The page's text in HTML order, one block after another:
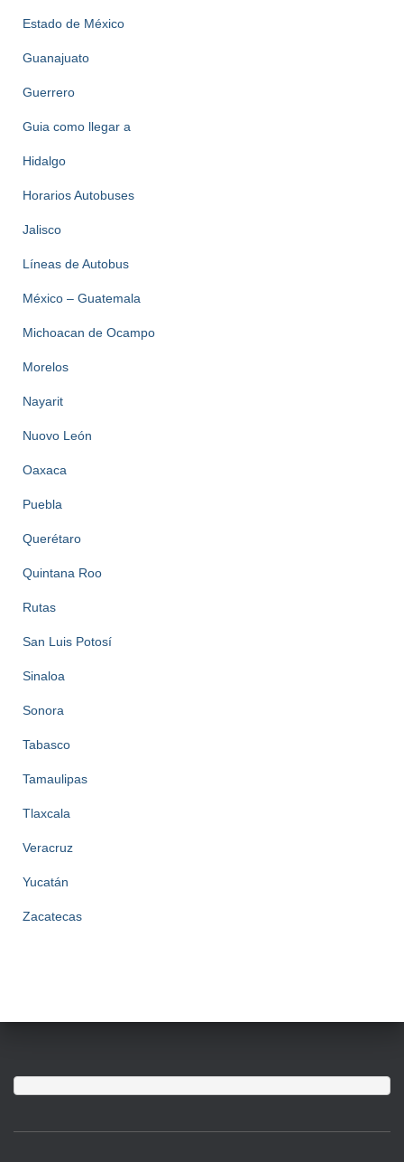
Estado de México
Guanajuato
Guerrero
Guia como llegar a
Hidalgo
Horarios Autobuses
Jalisco
Líneas de Autobus
México – Guatemala
Michoacan de Ocampo
Morelos
Nayarit
Nuovo León
Oaxaca
Puebla
Querétaro
Quintana Roo
Rutas
San Luis Potosí
Sinaloa
Sonora
Tabasco
Tamaulipas
Tlaxcala
Veracruz
Yucatán
Zacatecas